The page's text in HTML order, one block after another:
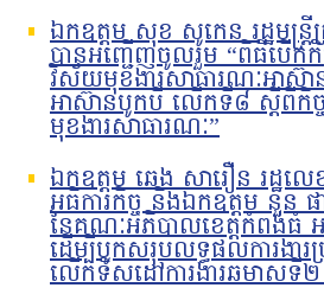
ឯកឧត្តម សុខ សូកេន រដ្ឋមន្រ្តី
បានអញ្ជើញចូលរួម “ពិធីបើកកិច្
វិស័យមុខងារសាធារណៈអា
អាស៊ានបូកបី លើកទី៨ ស្តីពីកិច្
មុខងារសាធារណៈ”
ឯកឧត្តម ឆេង សារឿន រដ្ឋលេ
អធិការកិច្ច និងឯកឧត្តម នួន ផ
នៃគណៈអភិបាលខេត្តកំពង់ធំ អ
ដើម្បីបូកសរុបលទ្ធផលការងា
លើកទិសដៅការងារឆមាសទី២